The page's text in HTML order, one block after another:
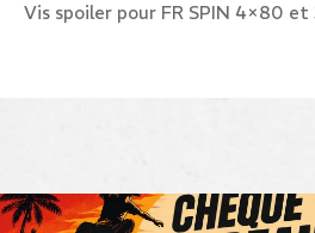
Vis spoiler pour FR SPIN 4×80 et